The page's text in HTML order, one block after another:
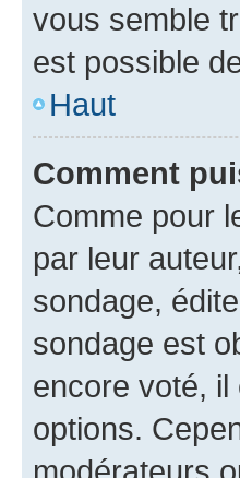
vous semble
est possible
Haut
Comment
Comme pour
par leur
sondage,
sondage est
encore voté, il
options.